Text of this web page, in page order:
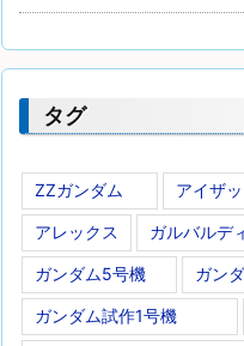
タグ
ZZガンダム アイザ
アレックス ガルバルデ
ガンダム5号機 ガン
ガンダム試作1号機